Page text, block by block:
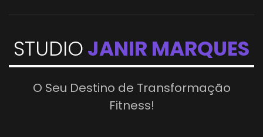
STUDIOJANIR MARQUES
O Seu Destino de Transformação
Fitness!